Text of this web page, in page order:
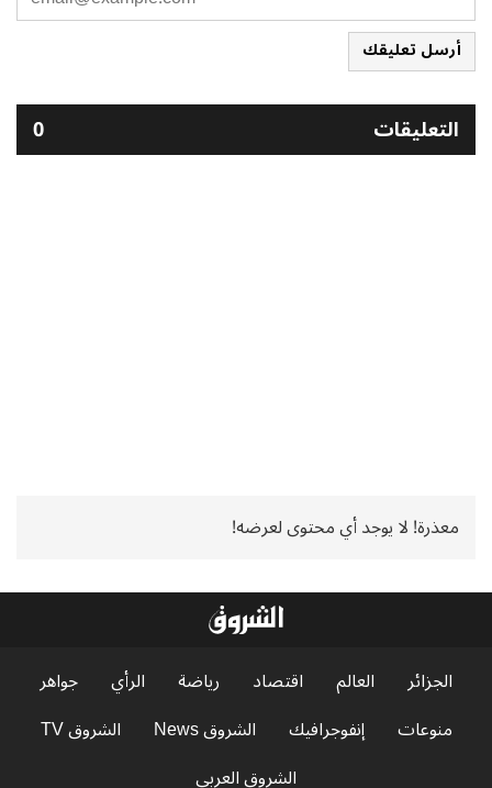
أرسل تعليقك
التعليقات 0
معذرة! لا يوجد أي محتوى لعرضه!
الجزائر العالم اقتصاد رياضة الرأي
جواهر
منوعات
إنفوجرافيك الشروق News
الشروق TV
الشروق العربي